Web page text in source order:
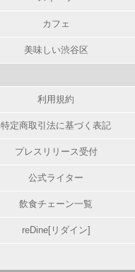
カフェ
美味しい渋谷区
利用規約
特定商取引法に基づく表記
プレスリリース受付
公式ライター
飲食チェーン一覧
reDine[リダイン]